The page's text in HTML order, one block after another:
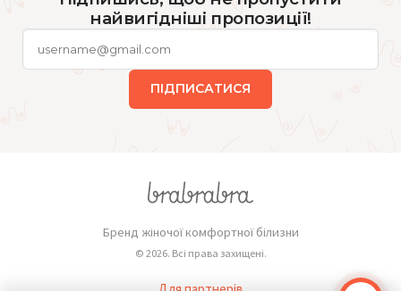
найвигідніші пропозиції!
ПІДПИСАТИСЯ
Бренд жіночої комфортної білизни
© 2026. Всі права захищені.